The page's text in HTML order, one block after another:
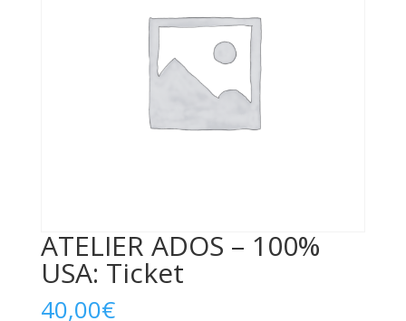
ATELIER ADOS – 100%
USA: Ticket
40,00€